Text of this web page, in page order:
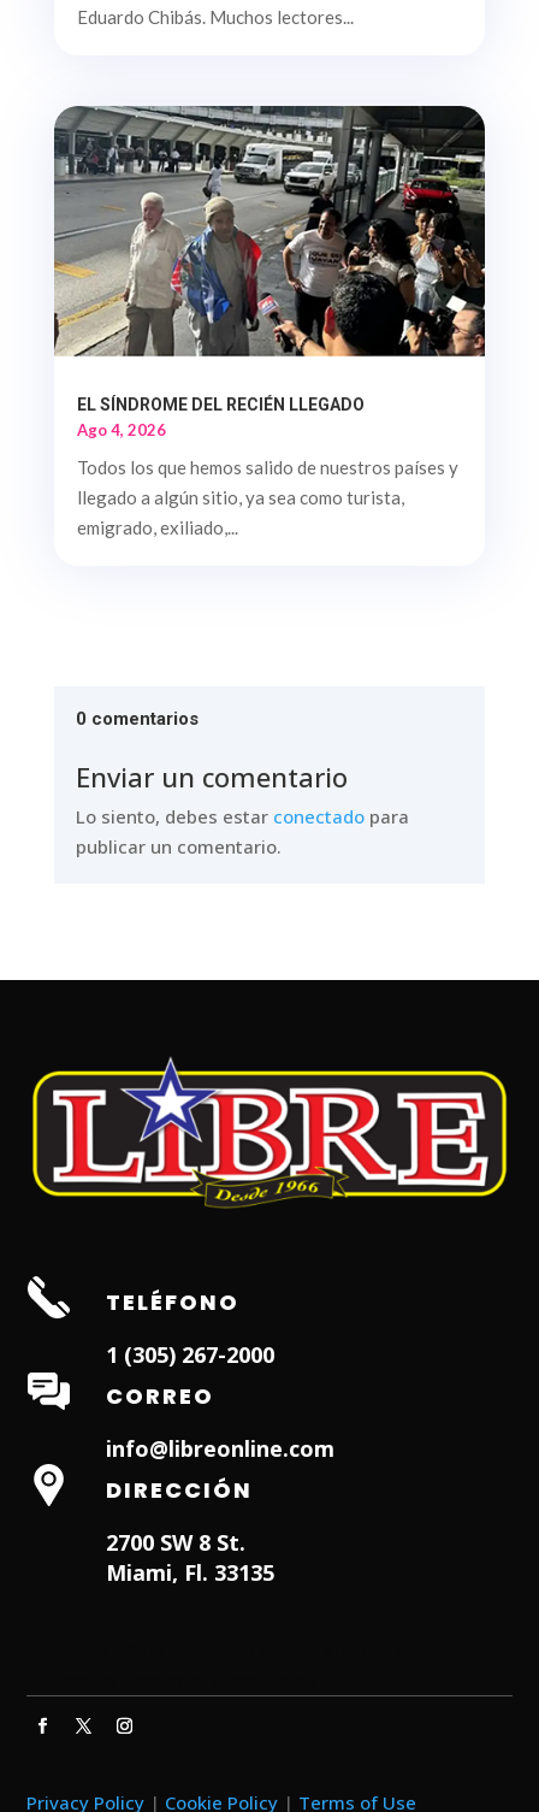
Eduardo Chibás. Muchos lectores...
EL SÍNDROME DEL RECIÉN LLEGADO
Ago 4, 2026
Todos los que hemos salido de nuestros países y
llegado a algún sitio, ya sea como turista,
emigrado, exiliado,...
0 comentarios
Enviar un comentario
Lo siento, debes estar conectadopara
publicar un comentario.
TELÉFONO
1 (305) 267-2000
CORREO
info@libreonline.com
DIRECCIÓN
2700 SW 8 St.
Miami, Fl. 33135
Privacy Policy | Cookie Policy | Terms of Use